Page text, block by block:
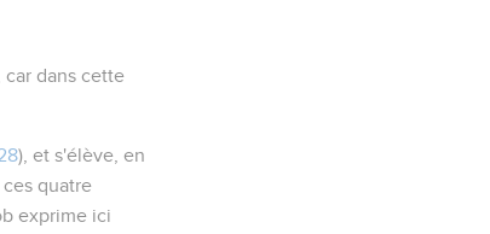
, car dans cette
), et s'élève, en
ces quatre
exprime ici